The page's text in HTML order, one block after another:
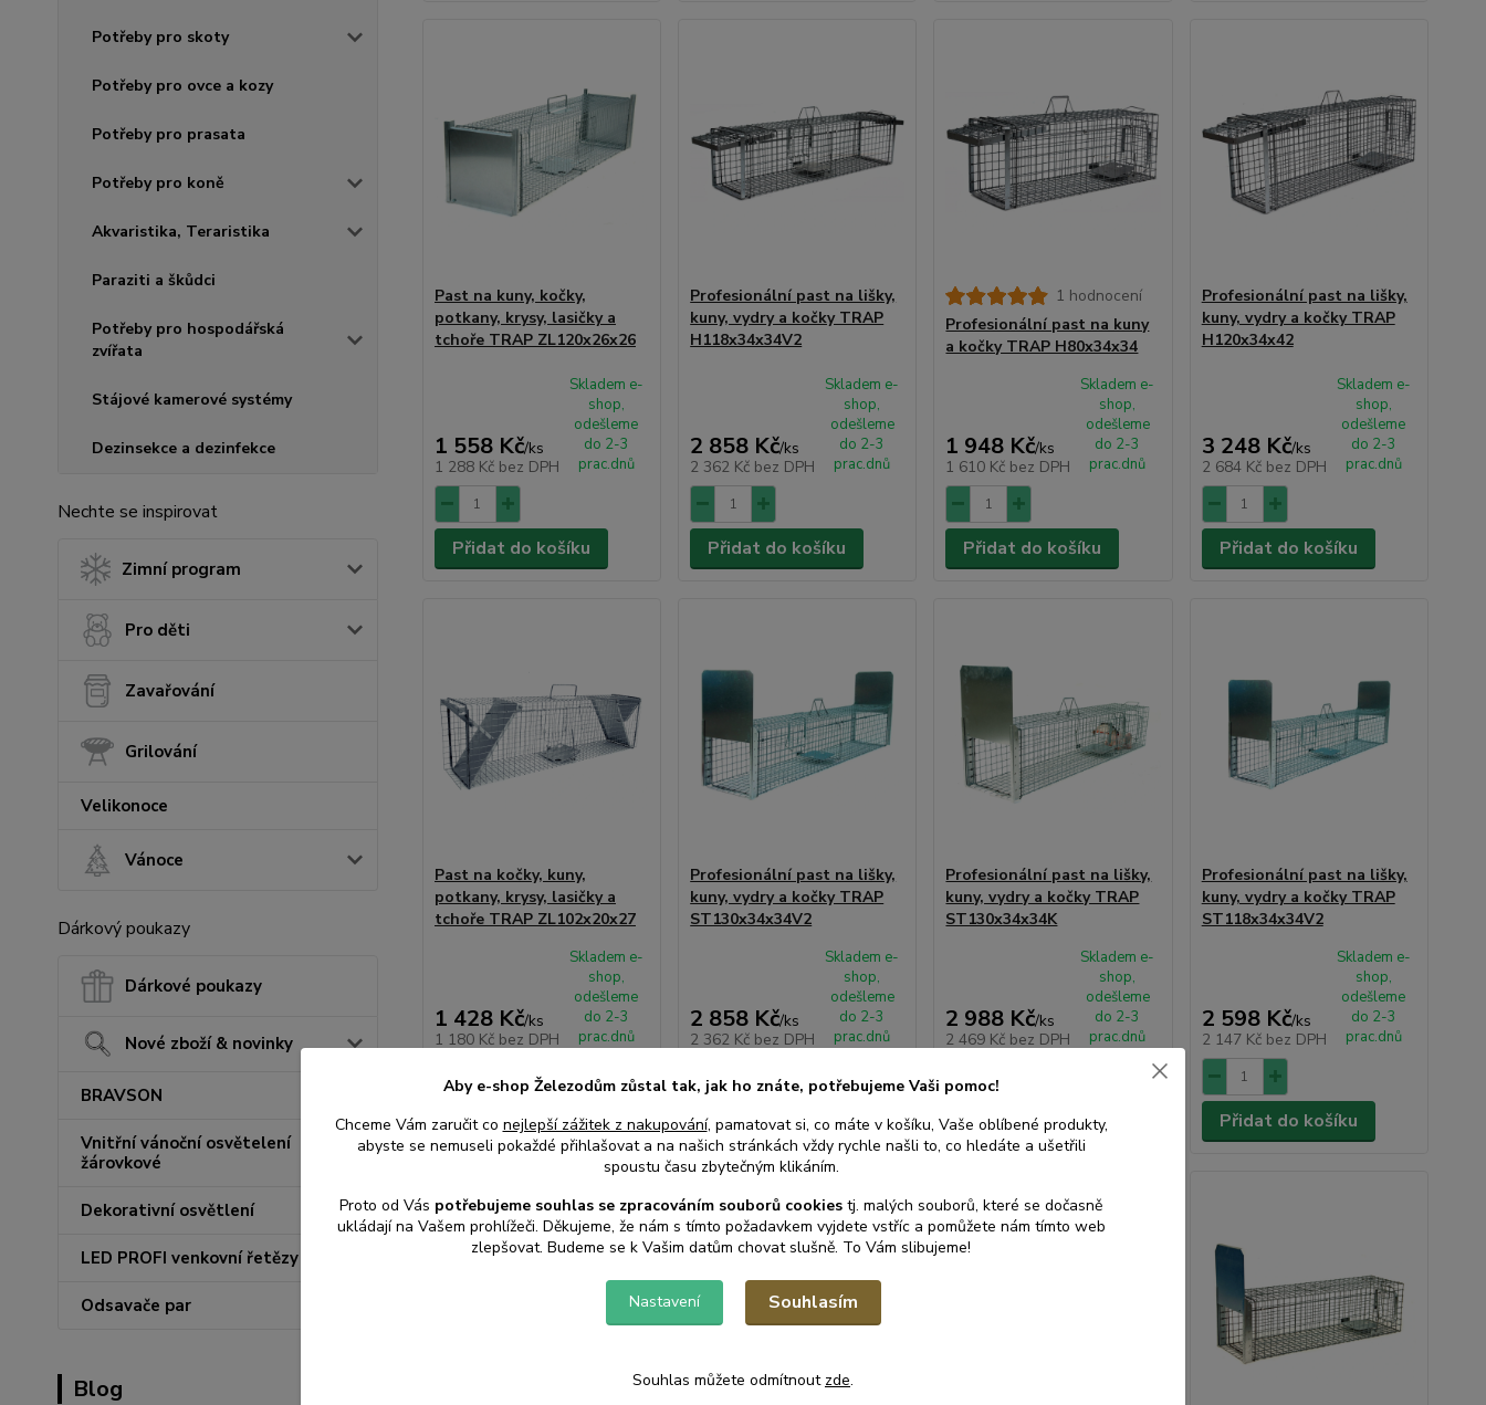
Potřeby pro skoty
Potřeby pro ovce a kozy
Potřeby pro prasata
Potřeby pro koně
Akvaristika, Teraristika
Paraziti a škůdci
Potřeby pro hospodářská
zvířata
Stájové kamerové systémy
Dezinsekce a dezinfekce
Nechte se inspirovat
Zimní program
Pro děti
Zavařování
Grilování
Velikonoce
Vánoce
Dárkový poukazy
Dárkové poukazy
Nové zboží & novinky
BRAVSON
Vnitřní vánoční osvětelení
žárovkové
Dekorativní osvětlení
LED PROFI venkovní řetězy
Odsavače par
Blog
Past na kuny, kočky,
potkany, krysy, lasičky a
tchoře TRAP ZL120x26x26
1 558 Kč/ks
1 288 Kč bez DPH
Skladem e-
shop,
odešleme
do 2-3
prac.dnů
Přidat do košíku
Profesionální past na lišky,
kuny, vydry a kočky TRAP
H118x34x34V2
2 858 Kč/ks
2 362 Kč bez DPH
Skladem e-
shop,
odešleme
do 2-3
prac.dnů
Přidat do košíku
1 hodnocení
Profesionální past na kuny
a kočky TRAP H80x34x34
1 948 Kč/ks
1 610 Kč bez DPH
Skladem e-
shop,
odešleme
do 2-3
prac.dnů
Přidat do košíku
Profesionální past na lišky,
kuny, vydry a kočky TRAP
H120x34x42
3 248 Kč/ks
2 684 Kč bez DPH
Skladem e-
shop,
odešleme
do 2-3
prac.dnů
Přidat do košíku
Past na kočky, kuny,
potkany, krysy, lasičky a
tchoře TRAP ZL102x20x27
1 428 Kč/ks
1 180 Kč bez DPH
Skladem e-
shop,
odešleme
do 2-3
prac.dnů
Přidat do košíku
Profesionální past na lišky,
kuny, vydry a kočky TRAP
ST130x34x34V2
2 858 Kč/ks
2 362 Kč bez DPH
Skladem e-
shop,
odešleme
do 2-3
prac.dnů
Přidat do košíku
Profesionální past na lišky,
kuny, vydry a kočky TRAP
ST130x34x34K
2 988 Kč/ks
2 469 Kč bez DPH
Skladem e-
shop,
odešleme
do 2-3
prac.dnů
Přidat do košíku
Profesionální past na lišky,
kuny, vydry a kočky TRAP
ST118x34x34V2
2 598 Kč/ks
2 147 Kč bez DPH
Skladem e-
shop,
odešleme
do 2-3
prac.dnů
Přidat do košíku
Aby e-shop Železodům zůstal tak, jak ho znáte, potřebujeme Vaši pomoc!
Chceme Vám zaručit co nejlepší zážitek z nakupování, pamatovat si, co máte v košíku, Vaše oblíbené produkty,
abyste se nemuseli pokaždé přihlašovat a na našich stránkách vždy rychle našli to, co hledáte a ušetřili
spoustu času zbytečným klikáním.
Proto od Vás potřebujeme souhlas se zpracováním souborů cookies tj. malých souborů, které se dočasně
ukládají na Vašem prohlížeči. Děkujeme, že nám s tímto požadavkem vyjdete vstříc a pomůžete nám tímto web
zlepšovat. Budeme se k Vašim datům chovat slušně. To Vám slibujeme!
Nastavení Souhlasím
Souhlas můžete odmítnout zde.